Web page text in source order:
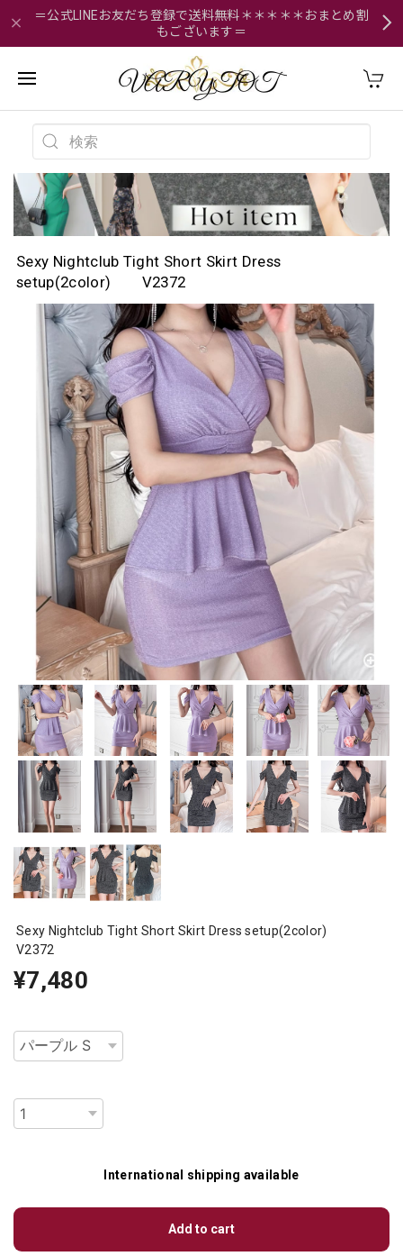
＝公式LINEお友だち登録で送料無料＊＊＊＊＊おまとめ割
もございます＝
Sexy Nightclub Tight Short Skirt Dress
setup(2color) V2372
Sexy Nightclub Tight Short Skirt Dress setup(2color)
V2372
¥7,480
International shipping available
Add to cart